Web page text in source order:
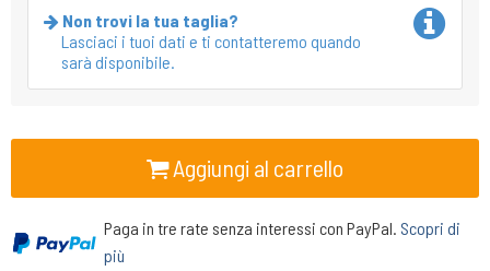
Non trovi la tua taglia?
Lasciaci i tuoi dati e ti contatteremo quando
sarà disponibile.
Aggiungi al carrello
Paga in tre rate senza interessi con PayPal. Scopri di
più